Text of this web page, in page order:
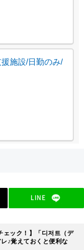
施設/日勤のみ/
LINE
ェック！】「디저트（デ
♪覚えておくと便利な